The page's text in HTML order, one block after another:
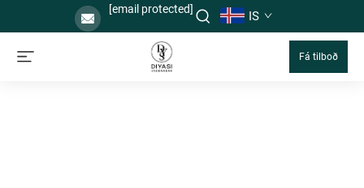
[email protected] IS
Fá tilboð